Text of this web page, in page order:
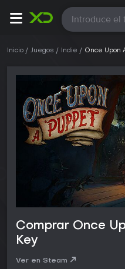
Todas
Inicio Juegos Indie Once Upon
Comprar Once
Key
Ver en Steam